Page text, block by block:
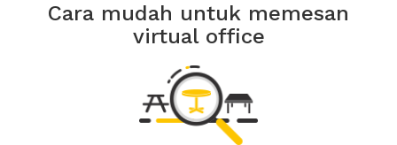
Cara mudah untuk memesan
virtual office